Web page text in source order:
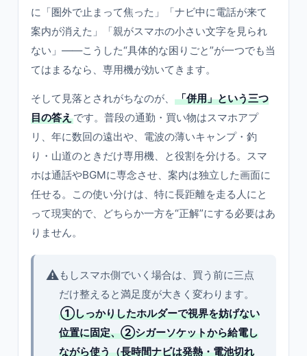
に「圏外で止まって焦った」「ナビ中に電話が来て
案内が消えた」「親がスマホの小さい文字を見られ
ない」——こうした“具体的な困りごと”が一つでも当
てはまるなら、専用機が効いてきます。
そして見落とされがちなのが、
「併用」という三つ
目の答えです。普段の通勤・買い物はスマホアプ
リ、年に数回の遠出や、電波の薄いキャンプ・釣
り・山道のときだけ専用機、と役割を分ける。スマ
ホは通話やBGMに専念させ、案内は独立した画面に
任せる。この使い分けは、特に長距離を走る人にと
って現実的で、どちらか一方を“正解”にする必要はあ
りません。
⚠️もしスマホ側でいく場合は、買う前に三点
だけ整えると満足度が大きく変わります。
①しっかりしたホルダーで視界を妨げない
位置に固定、②シガーソケットから給電し
ながら使う（長時間ナビは発熱・電池切れ